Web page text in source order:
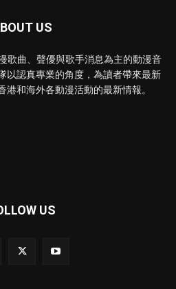
US
歌曲、聲優與歌手消息為主的動漫音
以認真專業的角度，為讀者帶來最新
和海外各動漫活動的最新情報。
US